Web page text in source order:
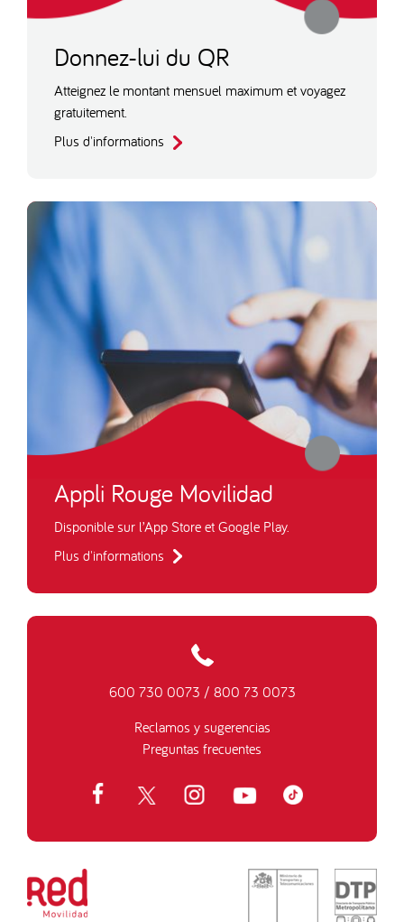
Donnez-lui du QR
Atteignez le montant mensuel maximum et voyagez
gratuitement.
Plus d'informations
Appli Rouge Movilidad
Disponible sur l’App Store et Google Play.
Plus d'informations
600 730 0073 / 800 73 0073
Reclamos y sugerencias
Preguntas frecuentes